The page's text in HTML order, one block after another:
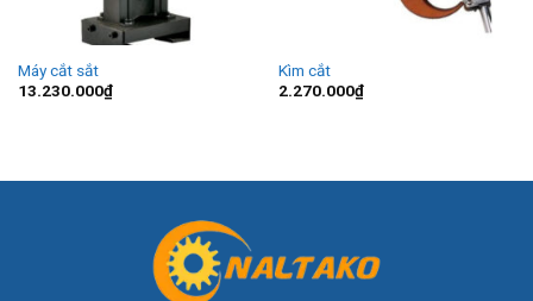
Máy cắt sắt
13.230.000₫
Kìm cắt
2.270.000₫